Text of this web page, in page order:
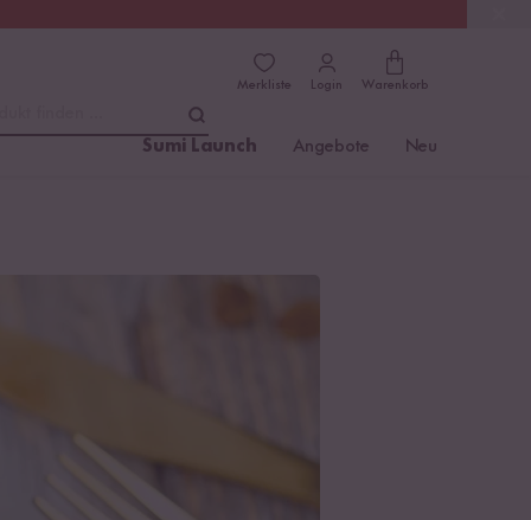
Merkliste Login Warenkorb
Sumi Launch Angebote Neu